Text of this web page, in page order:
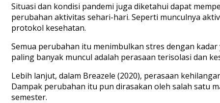
Situasi dan kondisi pandemi juga diketahui dapat
perubahan aktivitas sehari-hari. Seperti munculnya
protokol kesehatan.
Semua perubahan itu menimbulkan stres dengan
paling banyak muncul adalah perasaan terisolasi dan
Lebih lanjut, dalam Breazele (2020), perasaan
Dampak perubahan itu pun dirasakan oleh salah satu
semester.